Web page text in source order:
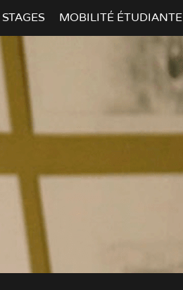
STAGES MOBILITÉ ÉTUDIANTE